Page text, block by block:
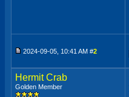
2024-09-05, 10:41 AM #2
Hermit Crab
Golden Member